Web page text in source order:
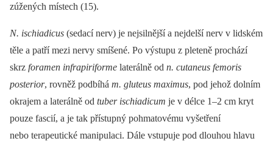
zúžených místech (15).
N. ischiadicus (sedací nerv) je nejsilnější a nejdelší nerv v lidském
těle a patří mezi nervy smíšené. Po výstupu z pleteně prochází
skrz foramen infrapiriforme laterálně od n. cutaneus femoris
posterior, rovněž podbíhá m. gluteus maximus, pod jehož dolním
okrajem a laterálně od tuber ischiadicum je v délce 1–2 cm kryt
pouze fascií, a je tak přístupný pohmatovému vyšetření
nebo terapeutické manipulaci. Dále vstupuje pod dlouhou hlavu